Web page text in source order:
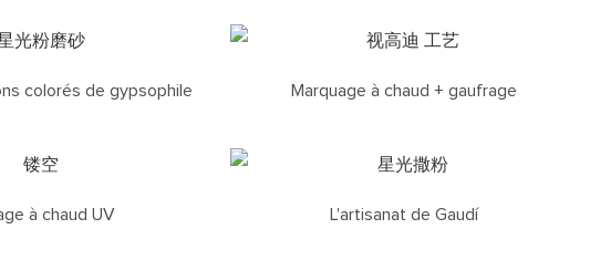
colorés de gypsophile Marquage à chaud + gaufrage
à chaud UV L'artisanat de Gaudí